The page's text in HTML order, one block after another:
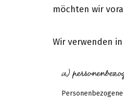
möchten wir
Wir verwenden
a)